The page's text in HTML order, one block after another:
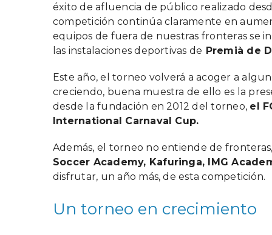
éxito de afluencia de público realizado
competición continúa claramente en
equipos de fuera de nuestras fronteras se
las instalaciones deportivas de Premià de
Este año, el torneo volverá a acoger a
creciendo, buena muestra de ello es la
desde la fundación en 2012 del torneo, el
International Carnaval Cup.
Además, el torneo no entiende de
Soccer Academy, Kafuringa, IMG
disfrutar, un año más, de esta competición.
Un torneo en crecimiento